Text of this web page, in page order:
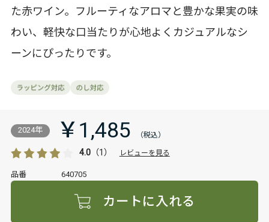
た赤ワイン。フルーティなアロマと豊かな果実の味
わい、軽快な口当たりが心地よくカジュアルなシ
ーンにぴったりです。
2024年 ￥1,485
4.0（1） レビューを見る
品番 640705
カートに入れる